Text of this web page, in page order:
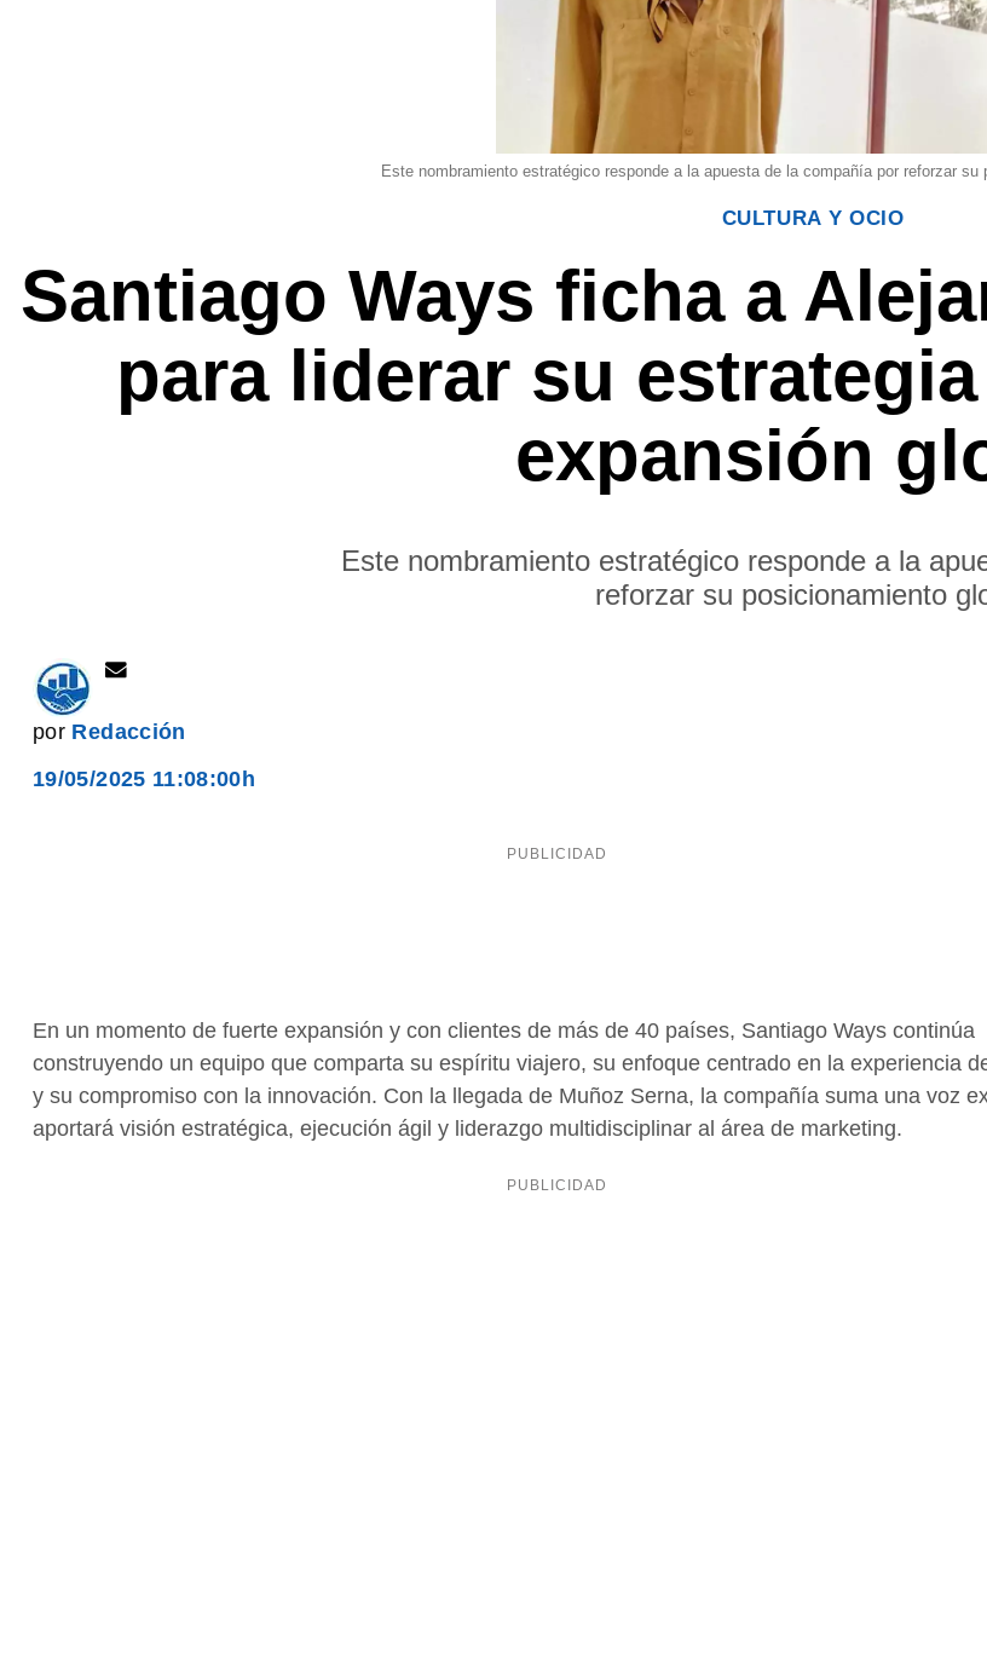
Este nombramiento estratégico responde a la apuesta de la compañía por reforzar
CULTURA Y OCIO
Santiago Ways ficha a
para liderar su
expansión
Este nombramiento estratégico responde a la
reforzar su posicionamiento
por Redacción
19/05/2025 11:08:00h
En un momento de fuerte expansión y con clientes de más de 40 países, Santiago Ways continúa
construyendo un equipo que comparta su espíritu viajero, su enfoque centrado en la experiencia
y su compromiso con la innovación. Con la llegada de Muñoz Serna, la compañía suma una voz
aportará visión estratégica, ejecución ágil y liderazgo multidisciplinar al área de marketing.